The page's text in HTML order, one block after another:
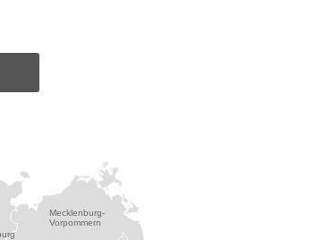
Mecklenburg-
Vorpommern